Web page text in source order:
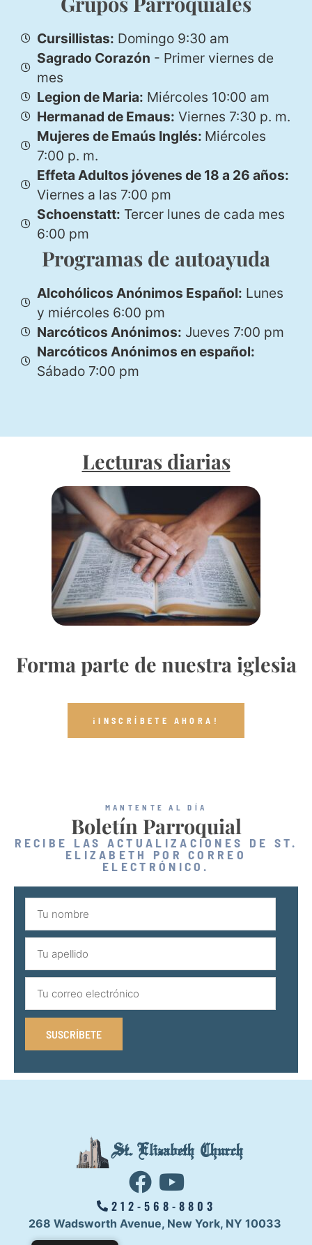
Cursillistas: Domingo 9:30 am
Sagrado Corazón - Primer viernes de
mes
Legion de Maria: Miércoles 10:00 am
Hermanad de Emaus: Viernes 7:30 p. m.
Mujeres de Emaús Inglés: Miércoles
7:00 p. m.
Effeta Adultos jóvenes de 18 a 26 años:
Viernes a las 7:00 pm
Schoenstatt: Tercer lunes de cada mes
6:00 pm
Programas de autoayuda
Alcohólicos Anónimos Español: Lunes
y miércoles 6:00 pm
Narcóticos Anónimos: Jueves 7:00 pm
Narcóticos Anónimos en español:
Sábado 7:00 pm
Lecturas diarias
Forma parte de nuestra iglesia
¡INSCRÍBETE AHORA!
MANTENTE AL DÍA
Boletín Parroquial
RECIBE LAS ACTUALIZACIONES DE ST.
ELIZABETH POR CORREO
ELECTRÓNICO.
SUSCRÍBETE
St. Elizabeth Church
212-568-8803
268 Wadsworth Avenue, New York, NY 10033